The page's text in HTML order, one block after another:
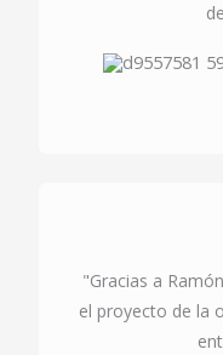
"Gracias a
el proyecto de la